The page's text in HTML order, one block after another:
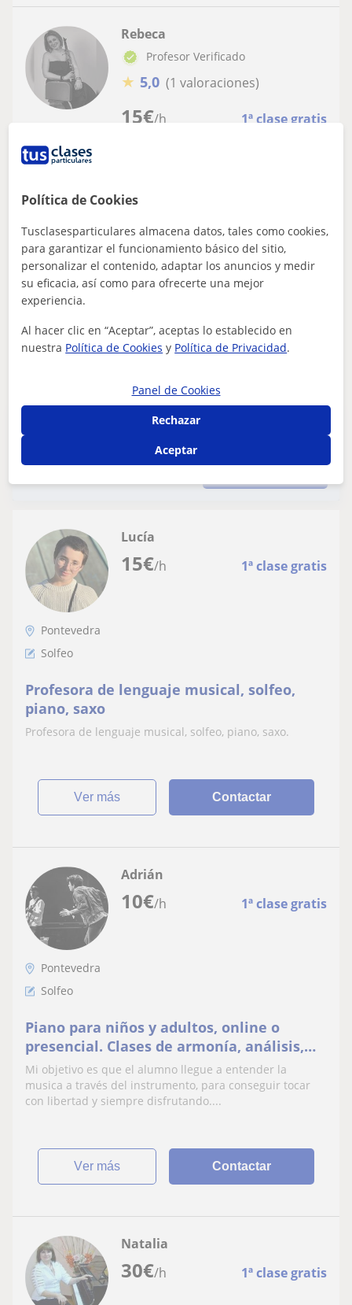
15€/h 1ª clase gratis
Rebeca
Profesor Verificado
★ 5,0 (1 valoraciones)
Pontevedra
Solfeo
Clases de Clarinete, Lenguaje Musical,
Solfeo, Preparación Pruebas de Acceso,
Dictados, Saxofón Piano Complementario
Sobre mí: 🎓Graduada en el Conservatorio Superior de
Música de A Coruña🎓Graduada en el Máster de
Interpretación Musical en la Universidad...
ver más Contactar
Publica un anuncio y los profesores podrán contactarte
15€/h 1ª clase gratis
Lucía
Pontevedra
Solfeo
Profesora de lenguaje musical, solfeo,
piano, saxo
Profesora de lenguaje musical, solfeo, piano, saxo.
ver más Contactar
10€/h 1ª clase gratis
Adrián
Pontevedra
Solfeo
Piano para niños y adultos, online o
presencial. Clases de armonía, análisis,
lenguaje musical, piano y solfeo.
Graduado elemental y profesional
Mi objetivo es que el alumno llegue a entender la
musica a través del instrumento, para conseguir tocar
con libertad y siempre disfrutando....
ver más Contactar
30€/h 1ª clase gratis
Natalia
Política de Cookies
Tusclasesparticulares almacena datos, tales como cookies,
para garantizar el funcionamiento básico del sitio,
personalizar el contenido, adaptar los anuncios y medir
su eficacia, así como para ofrecerte una mejor
experiencia.
Al hacer clic en “Aceptar”, aceptas lo establecido en
nuestra Política de Cookies y Política de Privacidad.
Panel de Cookies
Rechazar
Aceptar